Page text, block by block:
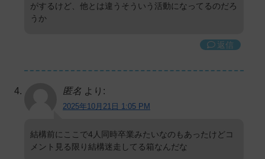
がするけど、他とは違うそういう活動になってるのだろ
うか
返信
匿名 より:
2025年10月21日 1:05 PM
結構前にここで4人同時卒業みたいなのもあったけどコ
メント見る限り結構迷走してる箱なんだな